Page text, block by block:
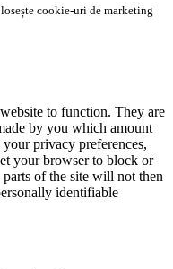
cookie-uri de marketing
to function. They are
by you which amount
your privacy preferences,
your browser to block or
of the site will not then
identifiable